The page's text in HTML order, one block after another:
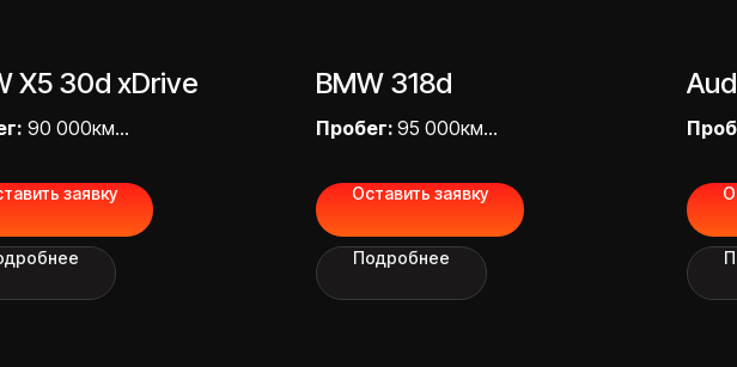
X5 30d xDrive
90 000км
заявку
BMW 318d
Пробег: 95 000км
Оставить заявку
Подробнее
МЫ В СОЦИАЛЬНЫХ СЕТЯХ
Привезенные авто